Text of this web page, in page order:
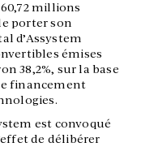
millions
porter son
d’Assystem
émises
38,2%, sur la base
financement
est convoqué
de délibérer